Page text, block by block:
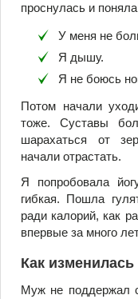
проснулась и
У меня не
Я дышу.
Я не боюсь
Потом начали
тоже. Суставы
шарахаться от
начали отрастать.
Я попробовала
гибкая. Пошла
ради калорий, как
впервые за много
Как
Муж не поддержал